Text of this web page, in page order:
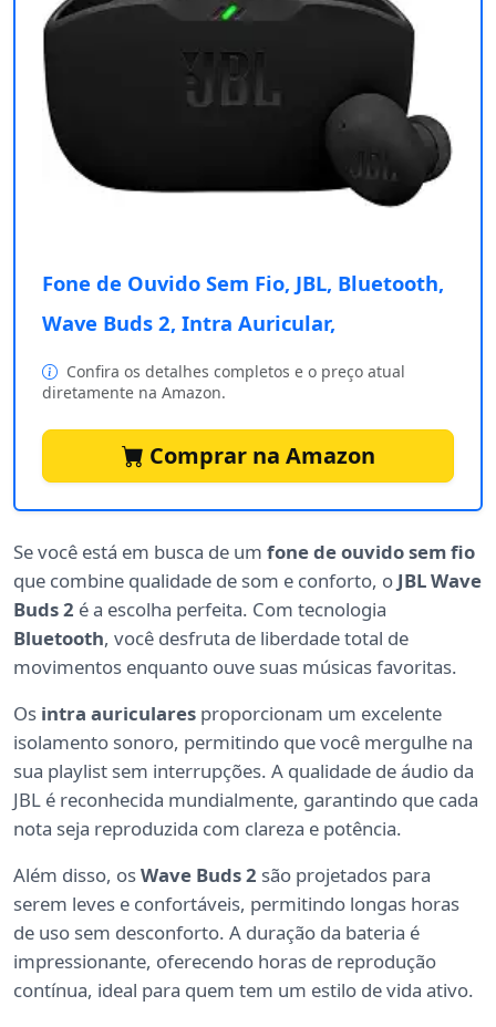
Fone de Ouvido Sem Fio, JBL, Bluetooth,
Wave Buds 2, Intra Auricular,
Confira os detalhes completos e o preço atual
diretamente na Amazon.
Comprar na Amazon
Se você está em busca de um fone de ouvido sem fio
que combine qualidade de som e conforto, o JBL Wave
Buds 2 é a escolha perfeita. Com tecnologia
Bluetooth, você desfruta de liberdade total de
movimentos enquanto ouve suas músicas favoritas.
Os intra auriculares proporcionam um excelente
isolamento sonoro, permitindo que você mergulhe na
sua playlist sem interrupções. A qualidade de áudio da
JBL é reconhecida mundialmente, garantindo que cada
nota seja reproduzida com clareza e potência.
Além disso, osWave Buds 2 são projetados para
serem leves e confortáveis, permitindo longas horas
de uso sem desconforto. A duração da bateria é
impressionante, oferecendo horas de reprodução
contínua, ideal para quem tem um estilo de vida ativo.